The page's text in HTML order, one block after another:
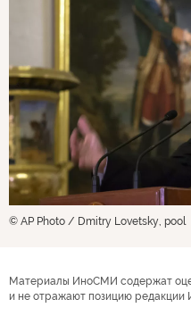
© AP Photo / Dmitry Lovetsky, pool
Материалы ИноСМИ содержат
и не отражают позицию